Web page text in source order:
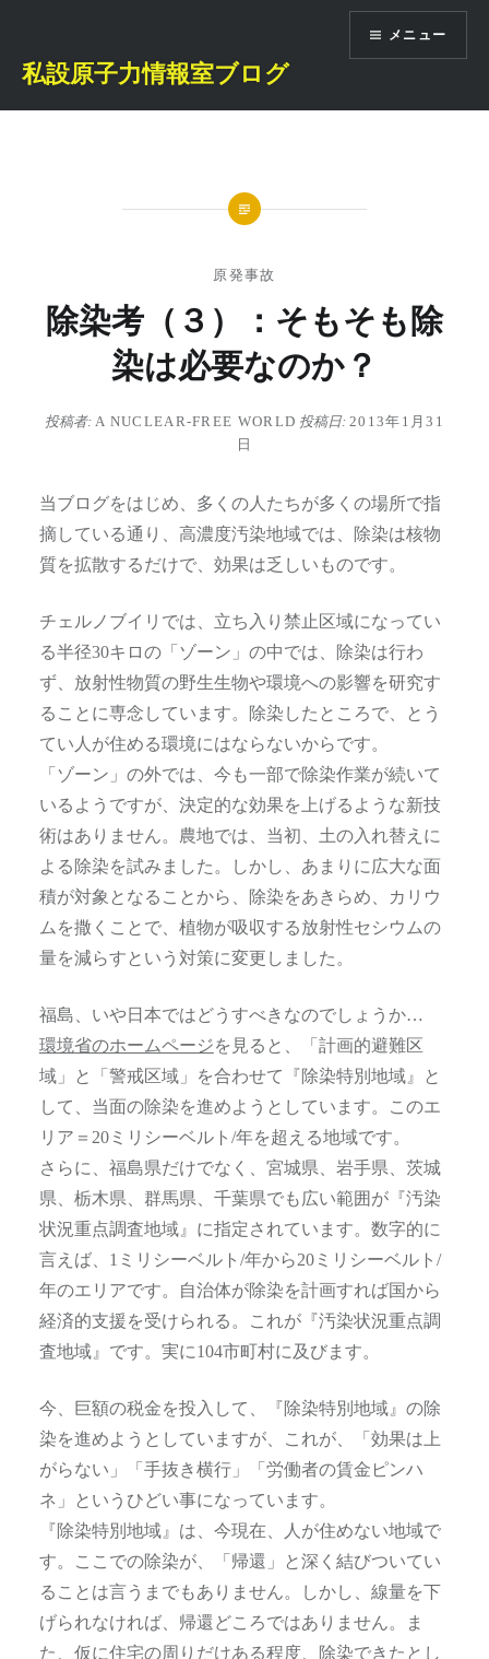
私設原子力情報室ブログ
メニュー
原発事故
除染考（３）：そもそも除
染は必要なのか？
投稿者: A NUCLEAR-FREE WORLD 投稿日: 2013年1月31
日
当ブログをはじめ、多くの人たちが多くの場所で指
摘している通り、高濃度汚染地域では、除染は核物
質を拡散するだけで、効果は乏しいものです。
チェルノブイリでは、立ち入り禁止区域になってい
る半径30キロの「ゾーン」の中では、除染は行わ
ず、放射性物質の野生生物や環境への影響を研究す
ることに専念しています。除染したところで、とう
てい人が住める環境にはならないからです。
「ゾーン」の外では、今も一部で除染作業が続いて
いるようですが、決定的な効果を上げるような新技
術はありません。農地では、当初、土の入れ替えに
よる除染を試みました。しかし、あまりに広大な面
積が対象となることから、除染をあきらめ、カリウ
ムを撒くことで、植物が吸収する放射性セシウムの
量を減らすという対策に変更しました。
福島、いや日本ではどうすべきなのでしょうか…
環境省のホームページを見ると、「計画的避難区
域」と「警戒区域」を合わせて『除染特別地域』と
して、当面の除染を進めようとしています。このエ
リア＝20ミリシーベルト/年を超える地域です。
さらに、福島県だけでなく、宮城県、岩手県、茨城
県、栃木県、群馬県、千葉県でも広い範囲が『汚染
状況重点調査地域』に指定されています。数字的に
言えば、1ミリシーベルト/年から20ミリシーベルト/
年のエリアです。自治体が除染を計画すれば国から
経済的支援を受けられる。これが『汚染状況重点調
査地域』です。実に104市町村に及びます。
今、巨額の税金を投入して、『除染特別地域』の除
染を進めようとしていますが、これが、「効果は上
がらない」「手抜き横行」「労働者の賃金ピンハ
ネ」というひどい事になっています。
『除染特別地域』は、今現在、人が住めない地域で
す。ここでの除染が、「帰還」と深く結びついてい
ることは言うまでもありません。しかし、線量を下
げられなければ、帰還どころではありません。ま
た、仮に住宅の周りだけある程度、除染できたとし